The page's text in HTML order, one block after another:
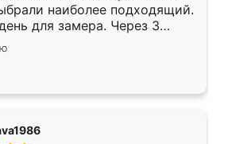
наиболее подходящий.
для замера. Через 3
уже готова. Остались
Спасибо Ренессанс
работу!